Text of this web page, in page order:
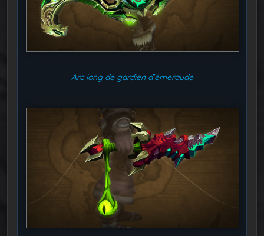
Arc long de gardien d’émeraude